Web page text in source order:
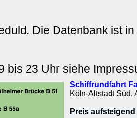
Die Datenbank ist
bis 23 Uhr siehe
Schiffrundfahrt
Köln-Altstadt Süd,
Preis aufsteigend